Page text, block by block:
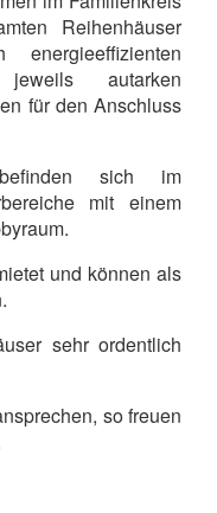
Reihenhäuser
autarken
für den Anschluss
sich im
mit einem
und können als
sehr ordentlich
so freuen